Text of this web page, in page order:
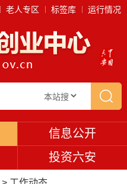
老人专区 标签库 运行情况
信息公开
投资六安